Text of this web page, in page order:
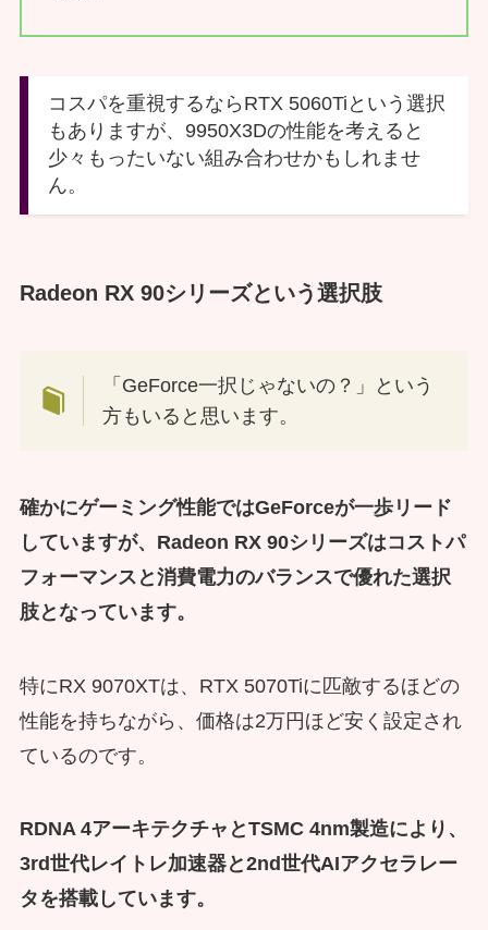
コスパを重視するならRTX 5060Tiという選択
もありますが、9950X3Dの性能を考えると
少々もったいない組み合わせかもしれませ
ん。
Radeon RX 90シリーズという選択肢
「GeForce一択じゃないの？」という
方もいると思います。
確かにゲーミング性能ではGeForceが一歩リード
していますが、 Radeon RX 90シリーズはコストパ
フォーマンスと消費電力のバランスで優れた選択
肢となっています。
特にRX 9070XTは、RTX 5070Tiに匹敵するほどの
性能を持ちながら、価格は2万円ほど安く設定され
ているのです。
RDNA 4アーキテクチャとTSMC 4nm製造により、
3rd世代レイトレ加速器と2nd世代AIアクセラレー
タを搭載しています。